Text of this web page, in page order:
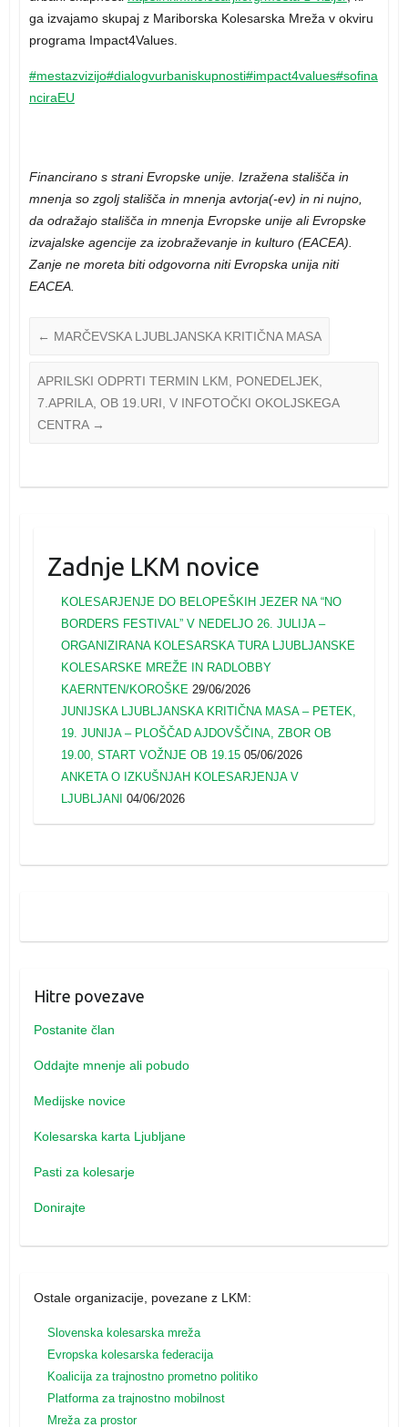
ga izvajamo skupaj z Mariborska Kolesarska Mreža v okviru
programa Impact4Values.
#mestazvizijo#dialogvurbaniskupnosti#impact4values#sofina
nciraEU
Financirano s strani Evropske unije. Izražena stališča in
mnenja so zgolj stališča in mnenja avtorja(-ev) in ni nujno,
da odražajo stališča in mnenja Evropske unije ali Evropske
izvajalske agencije za izobraževanje in kulturo (EACEA).
Zanje ne moreta biti odgovorna niti Evropska unija niti
EACEA.
← MARČEVSKA LJUBLJANSKA KRITIČNA MASA
APRILSKI ODPRTI TERMIN LKM, PONEDELJEK,
7.APRILA, OB 19.URI, V INFOTOČKI OKOLJSKEGA
CENTRA →
Zadnje LKM novice
KOLESARJENJE DO BELOPEŠKIH JEZER NA “NO
BORDERS FESTIVAL” V NEDELJO 26. JULIJA –
ORGANIZIRANA KOLESARSKA TURA LJUBLJANSKE
KOLESARSKE MREŽE IN RADLOBBY
KAERNTEN/KOROŠKE 29/06/2026
JUNIJSKA LJUBLJANSKA KRITIČNA MASA – PETEK,
19. JUNIJA – PLOŠČAD AJDOVŠČINA, ZBOR OB
19.00, START VOŽNJE OB 19.15 05/06/2026
ANKETA O IZKUŠNJAH KOLESARJENJA V
LJUBLJANI 04/06/2026
Hitre povezave
Postanite član
Oddajte mnenje ali pobudo
Medijske novice
Kolesarska karta Ljubljane
Pasti za kolesarje
Donirajte
Ostale organizacije, povezane z LKM:
Slovenska kolesarska mreža
Evropska kolesarska federacija
Koalicija za trajnostno prometno politiko
Platforma za trajnostno mobilnost
Mreža za prostor